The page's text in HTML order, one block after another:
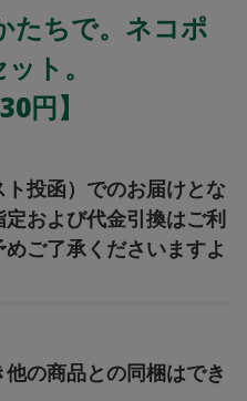
たちで。ネコポ
ト。
円】
投函）でのお届けとな
および代金引換はご利
ご了承くださいますよ
の商品との同梱はでき